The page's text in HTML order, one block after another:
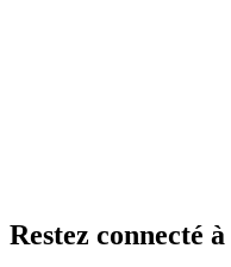
Restez connecté